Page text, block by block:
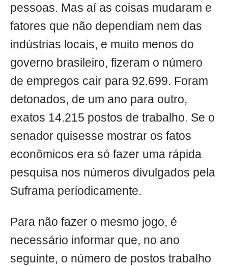
pessoas. Mas aí as coisas mudaram e
fatores que não dependiam nem das
indústrias locais, e muito menos do
governo brasileiro, fizeram o número
de empregos cair para 92.699. Foram
detonados, de um ano para outro,
exatos 14.215 postos de trabalho. Se o
senador quisesse mostrar os fatos
econômicos era só fazer uma rápida
pesquisa nos números divulgados pela
Suframa periodicamente.
Para não fazer o mesmo jogo, é
necessário informar que, no ano
seguinte, o número de postos trabalho